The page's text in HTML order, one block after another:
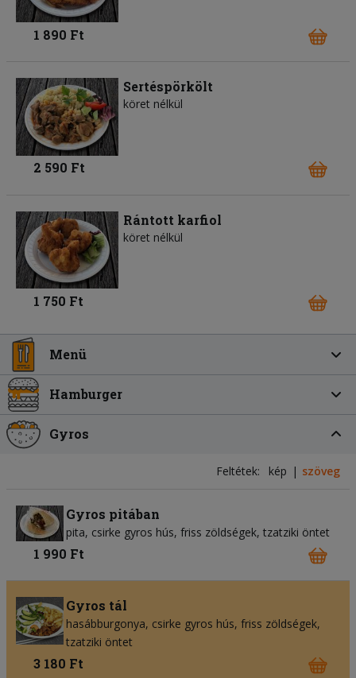
1 890 Ft
Sertéspörkölt
köret nélkül
2 590 Ft
Rántott karfiol
köret nélkül
1 750 Ft
Menü
Hamburger
Gyros
Feltétek: kép szöveg
Gyros pitában
pita csirke gyros hús friss zöldségek tzatziki öntet
1 990 Ft
Gyros tál
hasábburgonya csirke gyros hús friss zöldségek
tzatziki öntet
3 180 Ft